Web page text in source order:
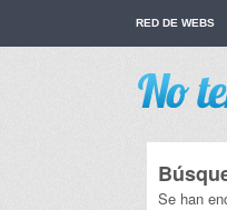
RED DE WEBS
Se han